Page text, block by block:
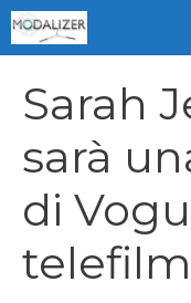
Vai
al
Sarah
sarà
di